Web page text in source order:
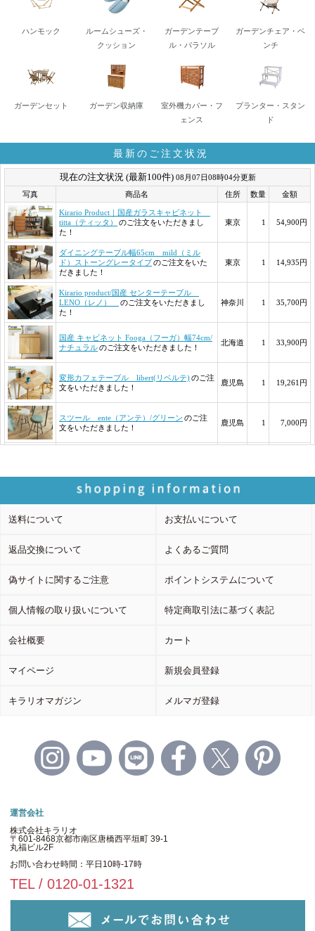
ハンモック
ルームシューズ・
クッション
ガーデンテーブ
ル・パラソル
ガーデンチェア・ベ
ンチ
ガーデンセット ガーデン収納庫
室外機カバー・フ
ェンス
プランター・スタン
ド
最新のご注文状況
送料について お支払いについて
返品交換について よくあるご質問
偽サイトに関するご注意 ポイントシステムについて
個人情報の取り扱いについて 特定商取引法に基づく表記
会社概要 カート
マイページ 新規会員登録
キラリオマガジン メルマガ登録
運営会社
株式会社キラリオ
〒601-8468京都市南区唐橋西平垣町 39-1
丸福ビル2F
お問い合わせ時間：平日10時-17時
TEL / 0120-01-1321